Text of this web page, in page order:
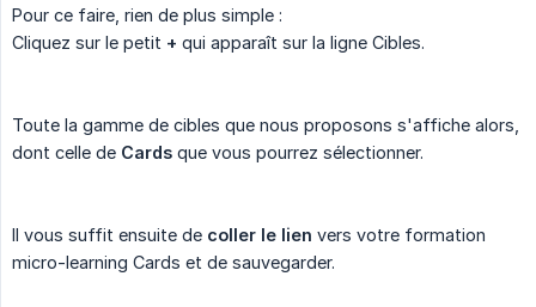
Pour ce faire, rien de plus simple :
Cliquez sur le petit + qui apparaît sur la ligne Cibles.
Toute la gamme de cibles que nous proposons s'affiche alors,
dont celle de Cards que vous pourrez sélectionner.
Il vous suffit ensuite de coller le lien vers votre formation
micro-learning Cards et de sauvegarder.